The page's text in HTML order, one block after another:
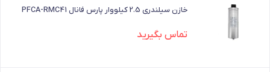
خازن سیلندری 2.5 کیلووار پارس فانال PFCA-RMC41
تماس بگیرید